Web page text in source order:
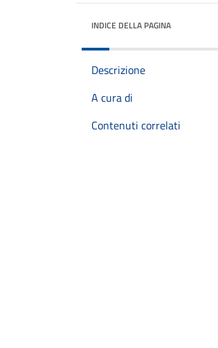
INDICE DELLA PAGINA
Descrizione
A cura di
Contenuti correlati